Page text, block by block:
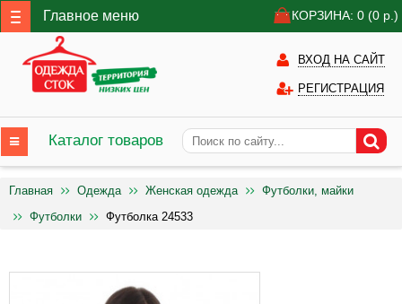
Главное меню КОРЗИНА: 0 (0 р.)
ВХОД НА САЙТ
РЕГИСТРАЦИЯ
Каталог товаров
Главная Одежда Женская одежда
Футболки, майки
Футболки
Футболка 24533